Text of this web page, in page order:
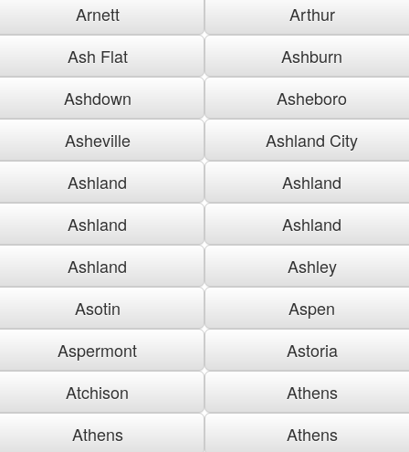
Arnett
Arthur
Ash Flat
Ashburn
Ashdown
Asheboro
Asheville
Ashland City
Ashland
Ashland
Ashland
Ashland
Ashland
Ashley
Asotin
Aspen
Aspermont
Astoria
Atchison
Athens
Athens
Athens